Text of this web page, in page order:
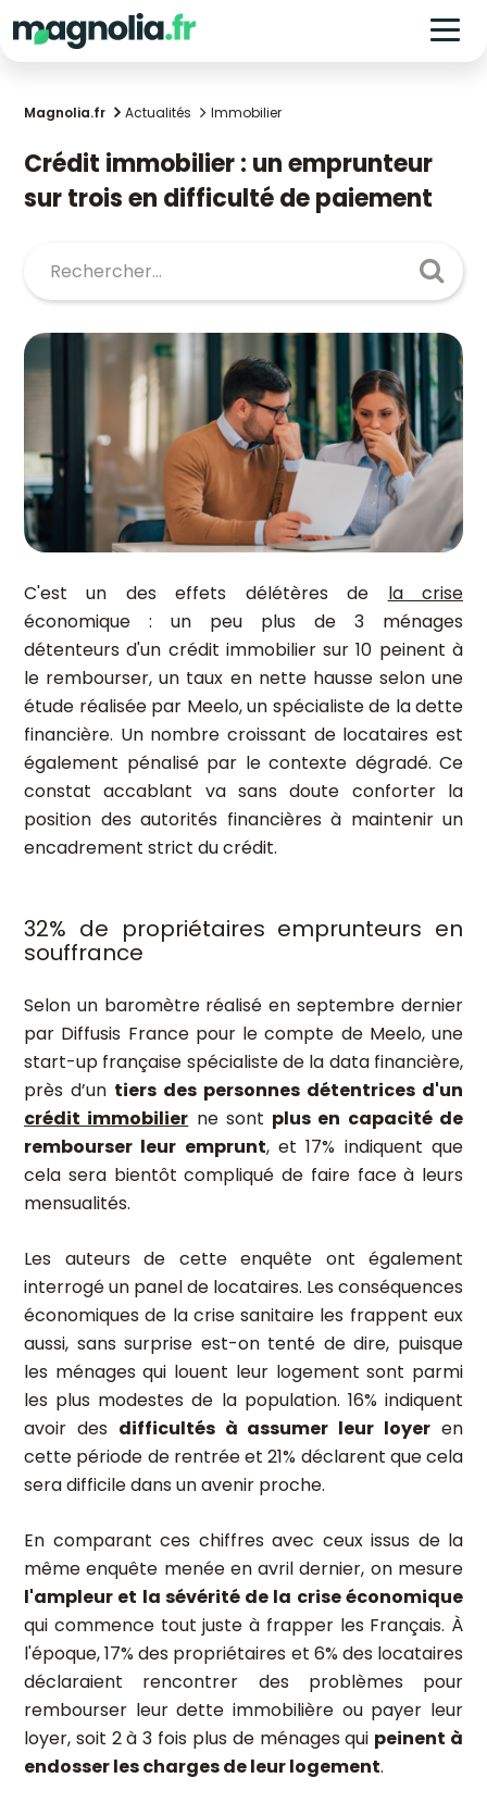
Magnolia.fr Actualités Immobilier
Crédit immobilier : un emprunteur
sur trois en difficulté de paiement
C'est un des effets délétères de la crise
économique : un peu plus de 3 ménages
détenteurs d'un crédit immobilier sur 10 peinent à
le rembourser, un taux en nette hausse selon une
étude réalisée par Meelo, un spécialiste de la dette
financière. Un nombre croissant de locataires est
également pénalisé par le contexte dégradé. Ce
constat accablant va sans doute conforter la
position des autorités financières à maintenir un
encadrement strict du crédit.
32% de propriétaires emprunteurs en
souffrance
Selon un baromètre réalisé en septembre dernier
par Diffusis France pour le compte de Meelo, une
start-up française spécialiste de la data financière,
près d’un tiers des personnes détentrices d'un
crédit immobilier ne sont plus en capacité de
rembourser leur emprunt, et 17% indiquent que
cela sera bientôt compliqué de faire face à leurs
mensualités.
Les auteurs de cette enquête ont également
interrogé un panel de locataires. Les conséquences
économiques de la crise sanitaire les frappent eux
aussi, sans surprise est-on tenté de dire, puisque
les ménages qui louent leur logement sont parmi
les plus modestes de la population. 16% indiquent
avoir des difficultés à assumer leur loyer en
cette période de rentrée et 21% déclarent que cela
sera difficile dans un avenir proche.
En comparant ces chiffres avec ceux issus de la
même enquête menée en avril dernier, on mesure
l'ampleur et la sévérité de la crise économique
qui commence tout juste à frapper les Français. À
l'époque, 17% des propriétaires et 6% des locataires
déclaraient rencontrer des problèmes pour
rembourser leur dette immobilière ou payer leur
loyer, soit 2 à 3 fois plus de ménages qui peinent à
endosser les charges de leur logement.